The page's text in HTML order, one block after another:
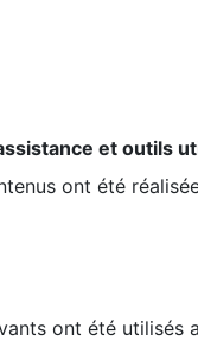
et outils
ont été
ont été utilisés